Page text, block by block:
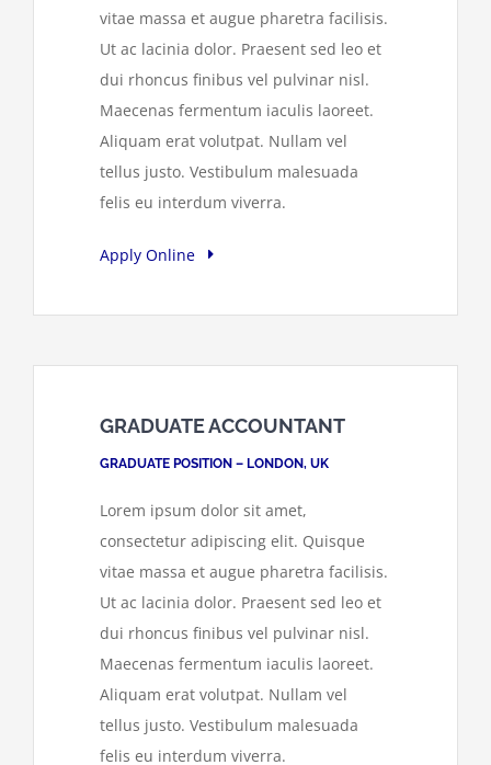
vitae massa et augue pharetra facilisis.
Ut ac lacinia dolor. Praesent sed leo et
dui rhoncus finibus vel pulvinar nisl.
Maecenas fermentum iaculis laoreet.
Aliquam erat volutpat. Nullam vel
tellus justo. Vestibulum malesuada
felis eu interdum viverra.
Apply Online
GRADUATE ACCOUNTANT
GRADUATE POSITION – LONDON, UK
Lorem ipsum dolor sit amet,
consectetur adipiscing elit. Quisque
vitae massa et augue pharetra facilisis.
Ut ac lacinia dolor. Praesent sed leo et
dui rhoncus finibus vel pulvinar nisl.
Maecenas fermentum iaculis laoreet.
Aliquam erat volutpat. Nullam vel
tellus justo. Vestibulum malesuada
felis eu interdum viverra.